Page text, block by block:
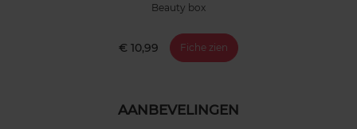
Beauty box
€ 10,99 Fiche zien
AANBEVELINGEN